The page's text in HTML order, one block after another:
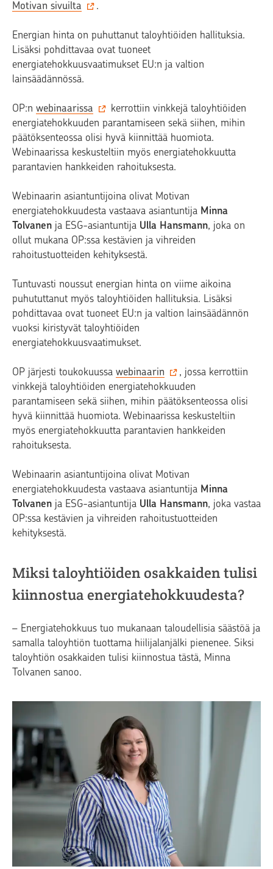
Motivan sivuilta
.
Energian hinta on puhuttanut taloyhtiöiden hallituksia.
Lisäksi pohdittavaa ovat tuoneet
energiatehokkuusvaatimukset EU:n ja valtion
lainsäädännössä.
OP:n webinaarissa
kerrottiin vinkkejä taloyhtiöiden
energiatehokkuuden parantamiseen sekä siihen, mihin
päätöksenteossa olisi hyvä kiinnittää huomiota.
Webinaarissa keskusteltiin myös energiatehokkuutta
parantavien hankkeiden rahoituksesta.
Webinaarin asiantuntijoina olivat Motivan
energiatehokkuudesta vastaava asiantuntija Minna
Tolvanen ja ESG-asiantuntija Ulla Hansmann, joka on
ollut mukana OP:ssa kestävien ja vihreiden
rahoitustuotteiden kehityksestä.
Tuntuvasti noussut energian hinta on viime aikoina
puhututtanut myös taloyhtiöiden hallituksia. Lisäksi
pohdittavaa ovat tuoneet EU:n ja valtion lainsäädännön
vuoksi kiristyvät taloyhtiöiden
energiatehokkuusvaatimukset.
OP järjesti toukokuussa webinaarin
, jossa kerrottiin
vinkkejä taloyhtiöiden energiatehokkuuden
parantamiseen sekä siihen, mihin päätöksenteossa olisi
hyvä kiinnittää huomiota. Webinaarissa keskusteltiin
myös energiatehokkuutta parantavien hankkeiden
rahoituksesta.
Webinaarin asiantuntijoina olivat Motivan
energiatehokkuudesta vastaava asiantuntija Minna
Tolvanen ja ESG-asiantuntija Ulla Hansmann, joka vastaa
OP:ssa kestävien ja vihreiden rahoitustuotteiden
kehityksestä.
Miksi taloyhtiöiden osakkaiden tulisi
kiinnostua energiatehokkuudesta?
– Energiatehokkuus tuo mukanaan taloudellisia säästöä ja
samalla taloyhtiön tuottama hiilijalanjälki pienenee. Siksi
taloyhtiön osakkaiden tulisi kiinnostua tästä, Minna
Tolvanen sanoo.